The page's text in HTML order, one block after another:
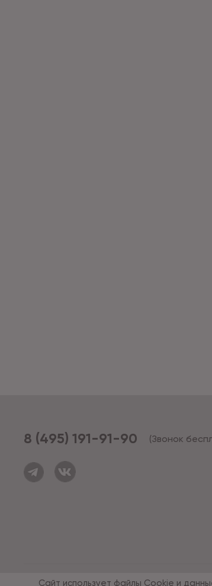
8 (495) 191-91-90 (Звонок
© 1994 - 2026*, «ОПУС ТД»
Сайт использует файлы Cookie и